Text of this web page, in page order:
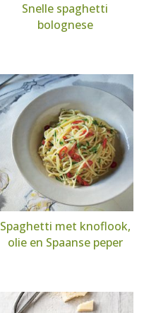
Snelle spaghetti
bolognese
Spaghetti met knoflook,
olie en Spaanse peper